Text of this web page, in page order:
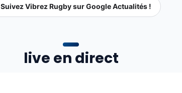
Suivez Vibrez Rugby sur Google Actualités !
live en direct